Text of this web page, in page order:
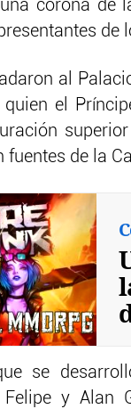
corona de
de
al
quien el
fuentes de la
se
Felipe y Alan